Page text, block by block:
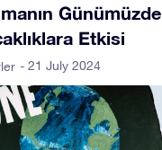
Günümüzde
Etkisi
- 21 July 2024